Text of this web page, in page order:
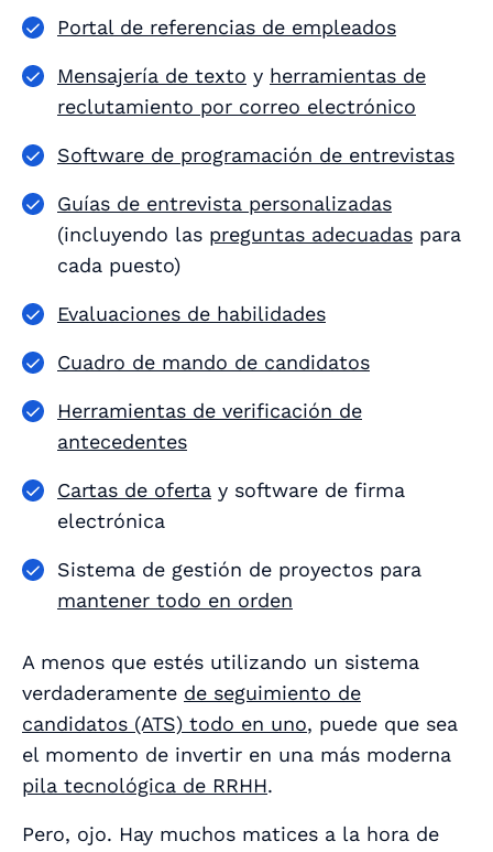
Portal de referencias de empleados
Mensajería de texto y herramientas de
reclutamiento por correo electrónico
Software de programación de entrevistas
Guías de entrevista personalizadas
(incluyendo las preguntas adecuadas para
cada puesto)
Evaluaciones de habilidades
Cuadro de mando de candidatos
Herramientas de verificación de
antecedentes
Cartas de oferta y software de firma
electrónica
Sistema de gestión de proyectos para
mantener todo en orden
A menos que estés utilizando un sistema
verdaderamente de seguimiento de
candidatos (ATS) todo en uno, puede que sea
el momento de invertir en una más moderna
pila tecnológica de RRHH.
Pero, ojo. Hay muchos matices a la hora de